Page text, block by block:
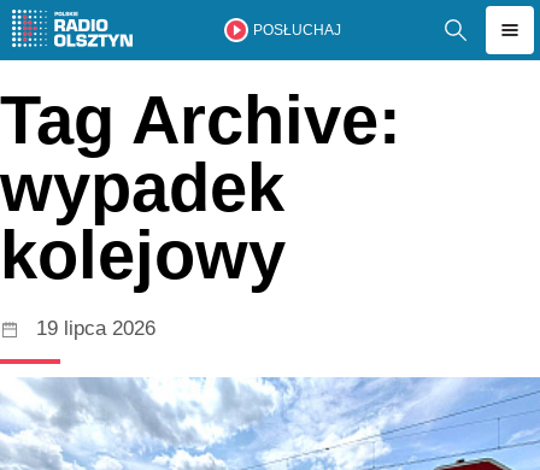
POSŁUCHAJ
Tag Archive:
wypadek
kolejowy
19 lipca 2026